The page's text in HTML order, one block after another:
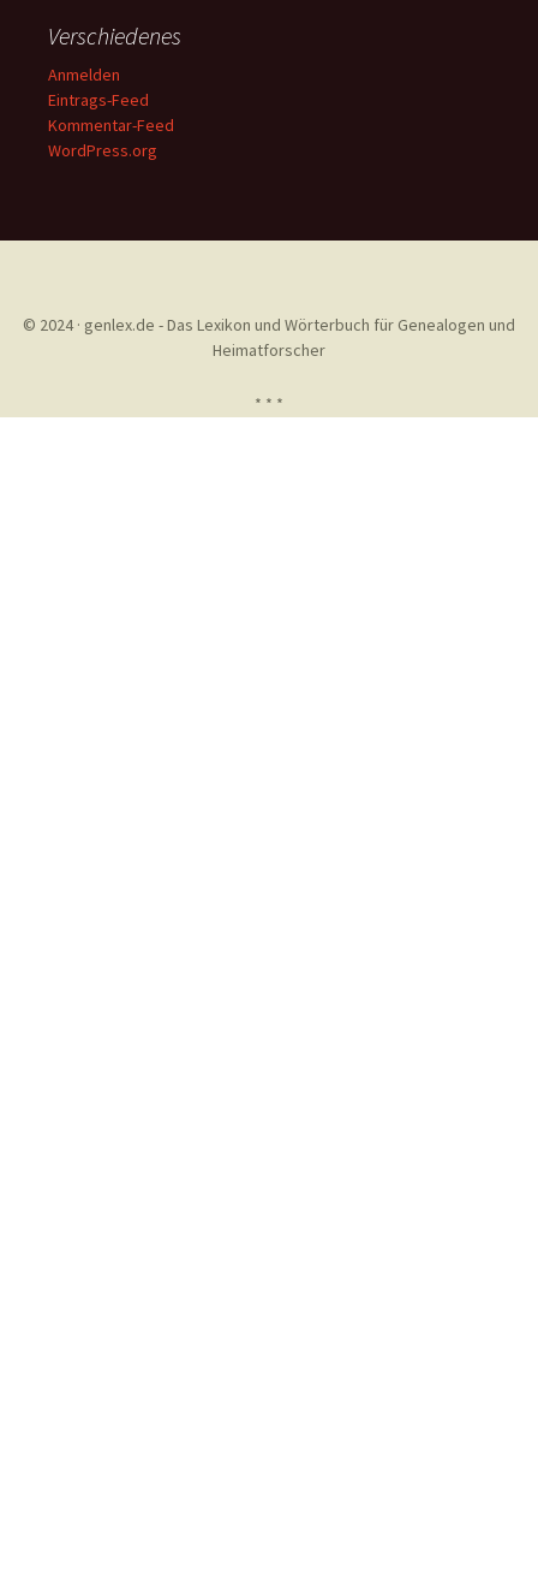
Verschiedenes
Anmelden
Eintrags-Feed
Kommentar-Feed
WordPress.org
© 2024 · genlex.de - Das Lexikon und Wörterbuch für Genealogen und
Heimatforscher
* * *